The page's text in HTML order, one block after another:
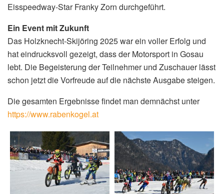
Eisspeedway-Star Franky Zorn durchgeführt.
Ein Event mit Zukunft
Das Holzknecht-Skijöring 2025 war ein voller Erfolg und
hat eindrucksvoll gezeigt, dass der Motorsport in Gosau
lebt. Die Begeisterung der Teilnehmer und Zuschauer lässt
schon jetzt die Vorfreude auf die nächste Ausgabe steigen.
Die gesamten Ergebnisse findet man demnächst unter
https://www.rabenkogel.at